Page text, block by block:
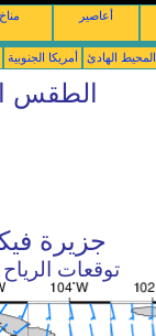
مناخ أعاصير
أمريكا الجنوبية الهادئ
الطقس
جزيرة
توقعات